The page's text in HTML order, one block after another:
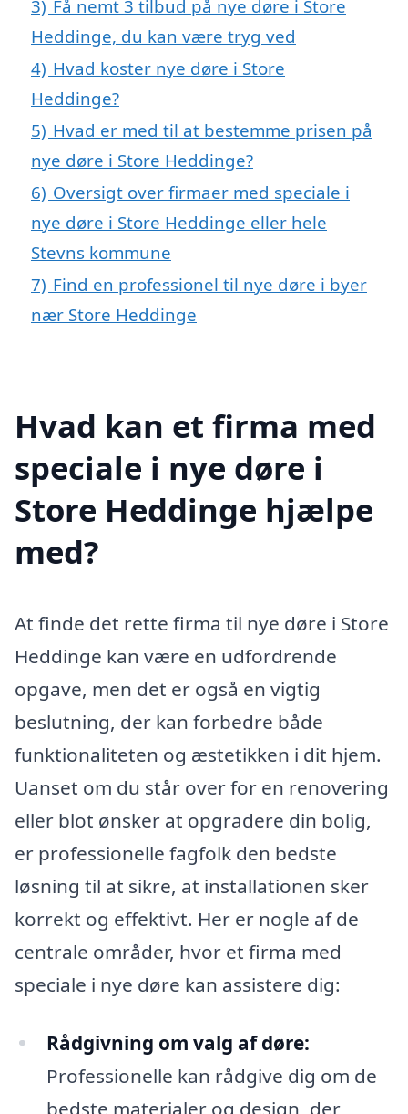
3) Få nemt 3 tilbud på nye døre i Store
Heddinge, du kan være tryg ved
4) Hvad koster nye døre i Store
Heddinge?
5) Hvad er med til at bestemme prisen på
nye døre i Store Heddinge?
6) Oversigt over firmaer med speciale i
nye døre i Store Heddinge eller hele
Stevns kommune
7) Find en professionel til nye døre i byer
nær Store Heddinge
Hvad kan et firma med
speciale i nye døre i
Store Heddinge hjælpe
med?
At finde det rette firma til nye døre i Store
Heddinge kan være en udfordrende
opgave, men det er også en vigtig
beslutning, der kan forbedre både
funktionaliteten og æstetikken i dit hjem.
Uanset om du står over for en renovering
eller blot ønsker at opgradere din bolig,
er professionelle fagfolk den bedste
løsning til at sikre, at installationen sker
korrekt og effektivt. Her er nogle af de
centrale områder, hvor et firma med
speciale i nye døre kan assistere dig:
Rådgivning om valg af døre:
Professionelle kan rådgive dig om de
bedste materialer og design, der